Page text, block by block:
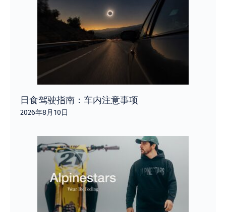
日食驾驶指南：车内注意事项
2026年8月10日